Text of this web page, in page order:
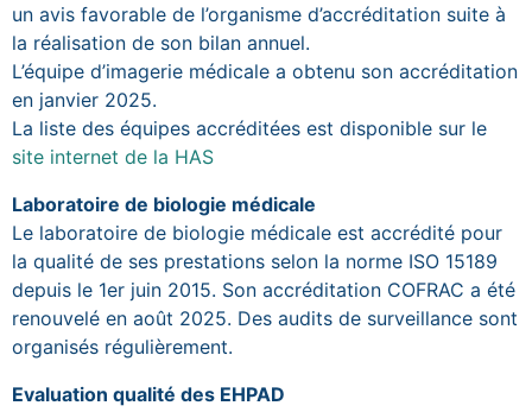
un avis favorable de l’organisme d’accréditation suite à
la réalisation de son bilan annuel.
L’équipe d’imagerie médicale a obtenu son accréditation
en janvier 2025.
La liste des équipes accréditées est disponible sur le
site internet de la HAS
Laboratoire de biologie médicale
Le laboratoire de biologie médicale est accrédité pour
la qualité de ses prestations selon la norme ISO 15189
depuis le 1er juin 2015. Son accréditation COFRAC a été
renouvelé en août 2025. Des audits de surveillance sont
organisés régulièrement.
Evaluation qualité des EHPAD